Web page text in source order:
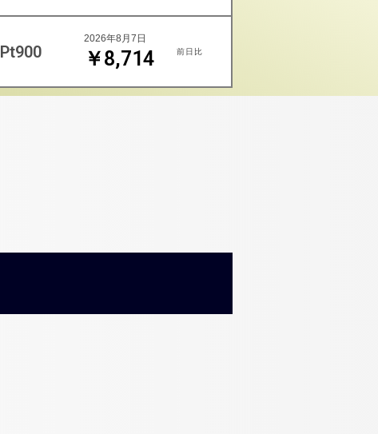
Pt900 ￥8,714
2026年8月7日
前日比